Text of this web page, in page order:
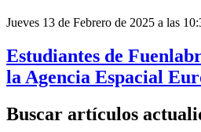
Jueves 13 de Febrero de 2025 a las
Estudiantes de
la Agencia Espacial
Buscar artículos